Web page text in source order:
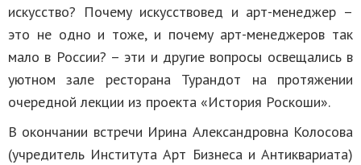
искусство? Почему искусствовед и арт-менеджер –
это не одно и тоже, и почему арт-менеджеров так
мало в России? – эти и другие вопросы освещались в
уютном зале ресторана Турандот на протяжении
очередной лекции из проекта «История Роскоши».
В окончании встречи Ирина Александровна Колосова
(учредитель Института Арт Бизнеса и Антиквариата)